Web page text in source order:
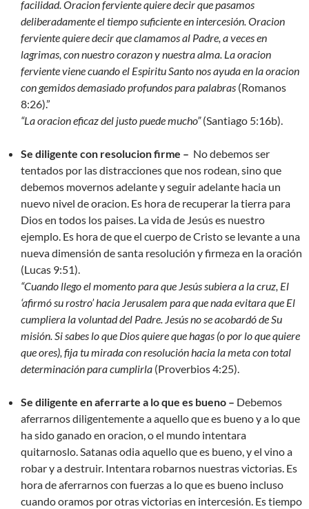
facilidad. Oracion ferviente quiere decir que pasamos
deliberadamente el tiempo suficiente en intercesión. Oracion
ferviente quiere decir que clamamos al Padre, a veces en
lagrimas, con nuestro corazon y nuestra alma. La oracion
ferviente viene cuando el Espiritu Santo nos ayuda en la oracion
con gemidos demasiado profundos para palabras (Romanos
8:26).”
“La oracion eficaz del justo puede mucho”(Santiago 5:16b).
Se diligente con resolucion firme – No debemos ser
tentados por las distracciones que nos rodean, sino que
debemos movernos adelante y seguir adelante hacia un
nuevo nivel de oracion. Es hora de recuperar la tierra para
Dios en todos los paises. La vida de Jesús es nuestro
ejemplo. Es hora de que el cuerpo de Cristo se levante a una
nueva dimensión de santa resolución y firmeza en la oración
(Lucas 9:51).
“Cuando llego el momento para que Jesús subiera a la cruz, El
‘afirmó su rostro’ hacia Jerusalem para que nada evitara que El
cumpliera la voluntad del Padre. Jesús no se acobardó de Su
misión. Si sabes lo que Dios quiere que hagas (o por lo que quiere
que ores), fija tu mirada con resolución hacia la meta con total
determinación para cumplirla (Proverbios 4:25).
Se diligente en aferrarte a lo que es bueno – Debemos
aferrarnos diligentemente a aquello que es bueno y a lo que
ha sido ganado en oracion, o el mundo intentara
quitarnoslo. Satanas odia aquello que es bueno, y el vino a
robar y a destruir. Intentara robarnos nuestras victorias. Es
hora de aferrarnos con fuerzas a lo que es bueno incluso
cuando oramos por otras victorias en intercesión. Es tiempo